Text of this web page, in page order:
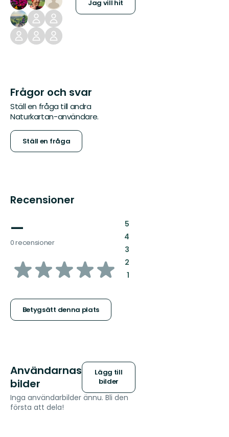
Jag vill hit
Frågor och svar
Ställ en fråga till andra
Naturkartan-användare.
Ställ en fråga
Recensioner
—
0 recensioner
av
stjärnor
Betygsätt denna plats
5:
4:
3:
2:
1:
Användarnas
bilder
Lägg till
bilder
Inga användarbilder ännu. Bli den
första att dela!